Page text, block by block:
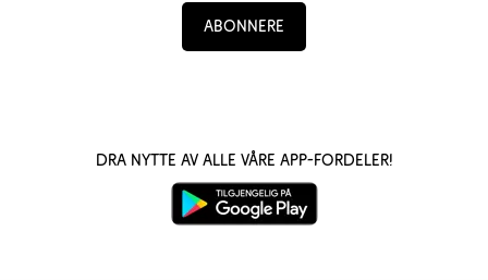
Abonnere
Dra nytte av alle våre app-fordeler!